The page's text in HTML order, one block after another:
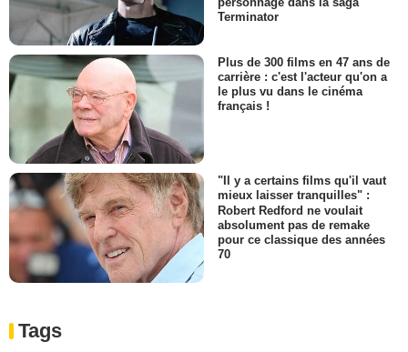
Terminator
Plus de 300 films en 47 ans de
carrière : c'est l'acteur qu'on a
le plus vu dans le cinéma
français !
"Il y a certains films qu'il vaut
mieux laisser tranquilles" :
Robert Redford ne voulait
absolument pas de remake
pour ce classique des années
70
Tags